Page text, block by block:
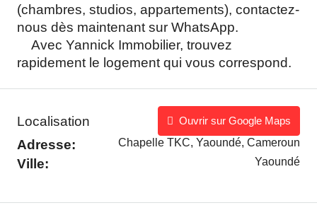
(chambres, studios, appartements), contactez-
nous dès maintenant sur WhatsApp.
Avec Yannick Immobilier, trouvez
rapidement le logement qui vous correspond.
Localisation Ouvrir sur Google Maps
Adresse: Chapelle TKC, Yaoundé, Cameroun
Ville: Yaoundé